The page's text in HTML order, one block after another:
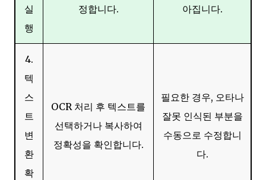
실
행
정합니다.
아집니다.
4.
텍
스
트
변
환
확
OCR 처리 후 텍스트를
선택하거나 복사하여
정확성을 확인합니다.
필요한 경우, 오타나
잘못 인식된 부분을
수동으로 수정합니
다.